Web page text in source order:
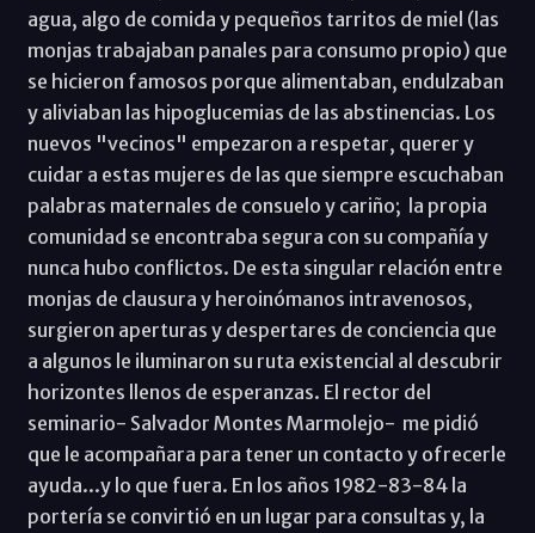
agua, algo de comida y pequeños tarritos de miel (las
monjas trabajaban panales para consumo propio) que
se hicieron famosos porque alimentaban, endulzaban
y aliviaban las hipoglucemias de las abstinencias. Los
nuevos "vecinos" empezaron a respetar, querer y
cuidar a estas mujeres de las que siempre escuchaban
palabras maternales de consuelo y cariño; la propia
comunidad se encontraba segura con su compañía y
nunca hubo conflictos. De esta singular relación entre
monjas de clausura y heroinómanos intravenosos,
surgieron aperturas y despertares de conciencia que
a algunos le iluminaron su ruta existencial al descubrir
horizontes llenos de esperanzas. El rector del
seminario- Salvador Montes Marmolejo- me pidió
que le acompañara para tener un contacto y ofrecerle
ayuda...y lo que fuera. En los años 1982-83-84 la
portería se convirtió en un lugar para consultas y, la